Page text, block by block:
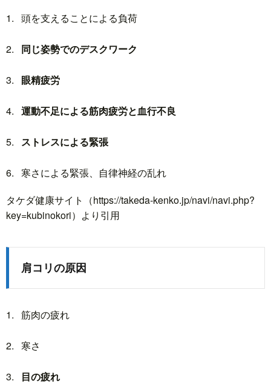
頭を支えることによる負荷
同じ姿勢でのデスクワーク
眼精疲労
運動不足による筋肉疲労と血行不良
ストレスによる緊張
寒さによる緊張、自律神経の乱れ
タケダ健康サイト（https://takeda-kenko.jp/navi/navi.php?
key=kubinokori）より引用
肩コリの原因
筋肉の疲れ
寒さ
目の疲れ